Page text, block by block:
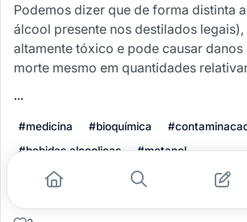
Podemos dizer que de forma distinta
álcool presente nos destilados
altamente tóxico e pode causar
morte mesmo em quantidades
...
#medicina #bioquímica
#bebidas alcoolicas
#metanol
Leia mais